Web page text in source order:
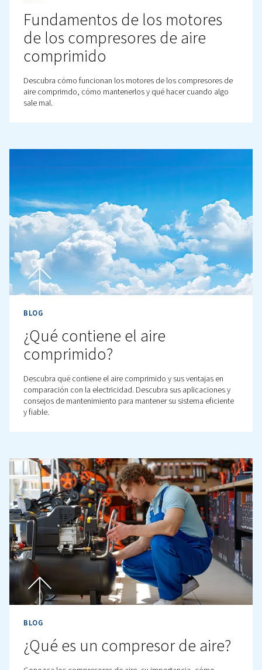
compatibilidad de las herramientas y los tipos de
son importantes para tomar su decisión.
BLOG
Dentro de las tuberías de
una guía práctica para las
tuberías de aire
Los sistemas de tuberías son clave para la eficiencia y
rendimiento de su instalación de aire comprimido.
ahora todo lo que necesita saber sobre ellos, incluidos